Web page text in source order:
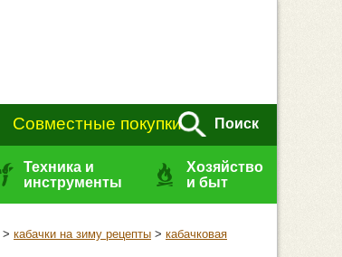
Совместные покупки Поиск
Техника и
инструменты
Хозяйство
и быт
> кабачки на зиму рецепты > кабачковая